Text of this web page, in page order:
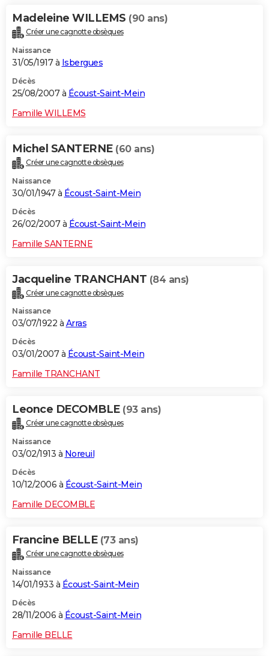
Madeleine WILLEMS (90 ans)
Créer une cagnotte obsèques
Naissance
31/05/1917 à Isbergues
Décès
25/08/2007 à Écoust-Saint-Mein
Famille WILLEMS
Michel SANTERNE (60 ans)
Créer une cagnotte obsèques
Naissance
30/01/1947 à Écoust-Saint-Mein
Décès
26/02/2007 à Écoust-Saint-Mein
Famille SANTERNE
Jacqueline TRANCHANT (84 ans)
Créer une cagnotte obsèques
Naissance
03/07/1922 à Arras
Décès
03/01/2007 à Écoust-Saint-Mein
Famille TRANCHANT
Leonce DECOMBLE (93 ans)
Créer une cagnotte obsèques
Naissance
03/02/1913 à Noreuil
Décès
10/12/2006 à Écoust-Saint-Mein
Famille DECOMBLE
Francine BELLE (73 ans)
Créer une cagnotte obsèques
Naissance
14/01/1933 à Écoust-Saint-Mein
Décès
28/11/2006 à Écoust-Saint-Mein
Famille BELLE